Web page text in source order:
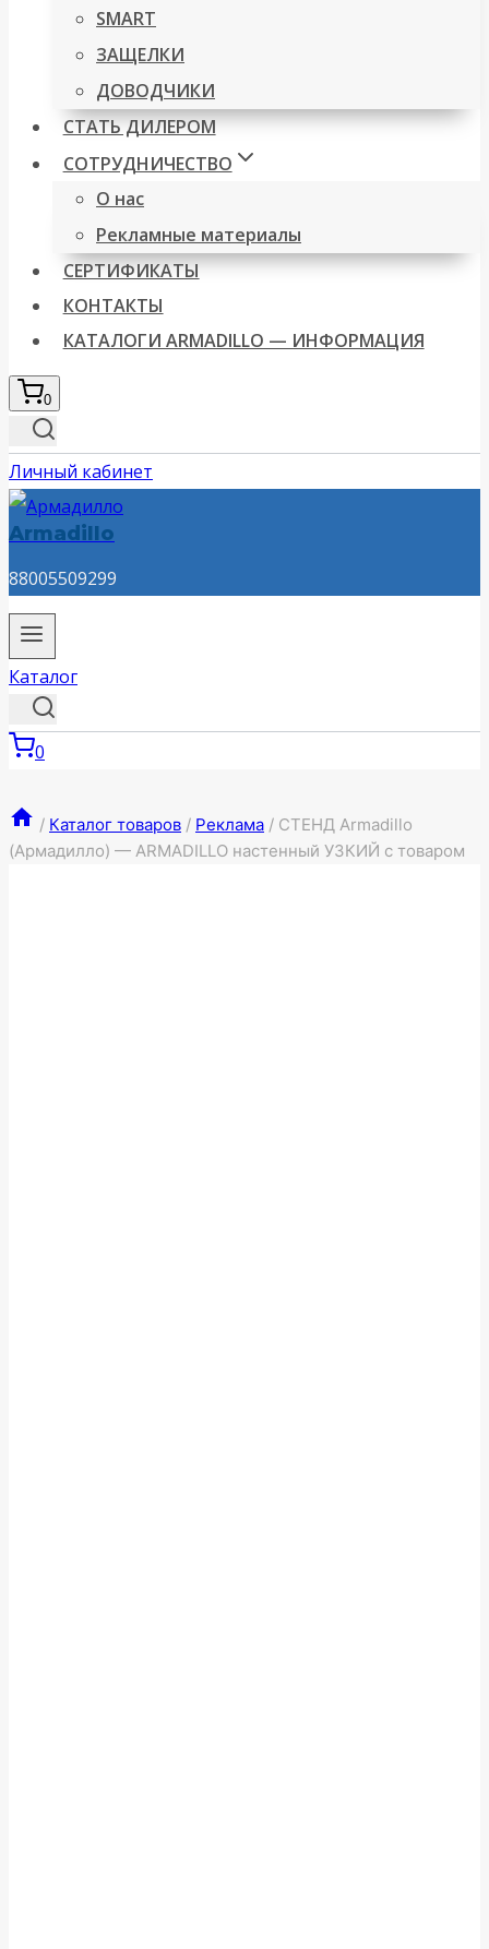
SMART
ЗАЩЕЛКИ
ДОВОДЧИКИ
СТАТЬ ДИЛЕРОМ
СОТРУДНИЧЕСТВО
О нас
Рекламные материалы
СЕРТИФИКАТЫ
КОНТАКТЫ
КАТАЛОГИ ARMADILLO — ИНФОРМАЦИЯ
0
Личный кабинет
Armadillo
88005509299
Каталог
0
/ Каталог товаров / Реклама / СТЕНД Armadillo
(Армадилло) — ARMADILLO настенный УЗКИЙ с товаром